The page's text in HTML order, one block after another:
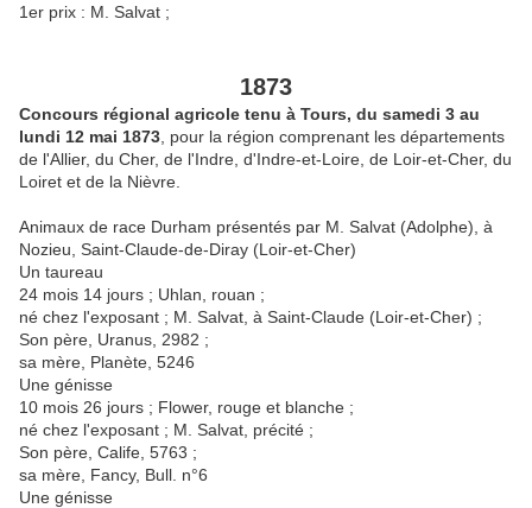
1er prix : M. Salvat ;
1873
Concours régional agricole tenu à Tours, du samedi 3 au
lundi 12 mai 1873 , pour la région comprenant les départements
de l'Allier, du Cher, de l'Indre, d'Indre-et-Loire, de Loir-et-Cher, du
Loiret et de la Nièvre.
Animaux de race Durham présentés par M. Salvat (Adolphe), à
Nozieu, Saint-Claude-de-Diray (Loir-et-Cher)
Un taureau
24 mois 14 jours ; Uhlan, rouan ;
né chez l'exposant ; M. Salvat, à Saint-Claude (Loir-et-Cher) ;
Son père, Uranus, 2982 ;
sa mère, Planète, 5246
Une génisse
10 mois 26 jours ; Flower, rouge et blanche ;
né chez l'exposant ; M. Salvat, précité ;
Son père, Calife, 5763 ;
sa mère, Fancy, Bull. n°6
Une génisse